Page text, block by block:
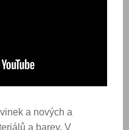
a nových a
a barev. V